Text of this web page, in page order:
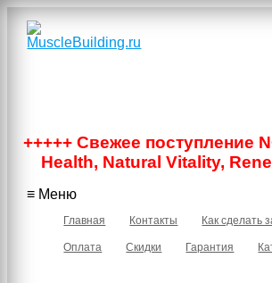
+++++ Свежее поступление
Health, Natural Vitality,
≡ Меню
Главная Контакты Как сделать
Оплата Скидки Гарантия